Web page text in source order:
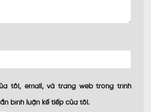
tôi, email, và trang web trong trình
bình luận kế tiếp của tôi.